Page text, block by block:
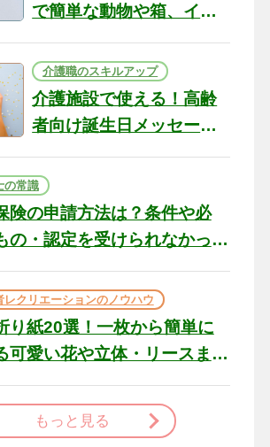
で簡単な動物や箱、イン
介護職のスキルアップ
介護施設で使える！高齢
者向け誕生日メッセージ
ト
の常識
険の申請方法は？条件や必
の・認定を受けられなかっ
レクリエーションのノウハウ
り紙20選！一枚から簡単に
可愛い花や立体・リースま
もっと見る